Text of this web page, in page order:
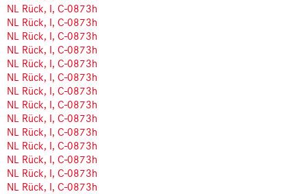
NL Rück, I, C-0873h
NL Rück, I, C-0873h
NL Rück, I, C-0873h
NL Rück, I, C-0873h
NL Rück, I, C-0873h
NL Rück, I, C-0873h
NL Rück, I, C-0873h
NL Rück, I, C-0873h
NL Rück, I, C-0873h
NL Rück, I, C-0873h
NL Rück, I, C-0873h
NL Rück, I, C-0873h
NL Rück, I, C-0873h
NL Rück, I, C-0873h